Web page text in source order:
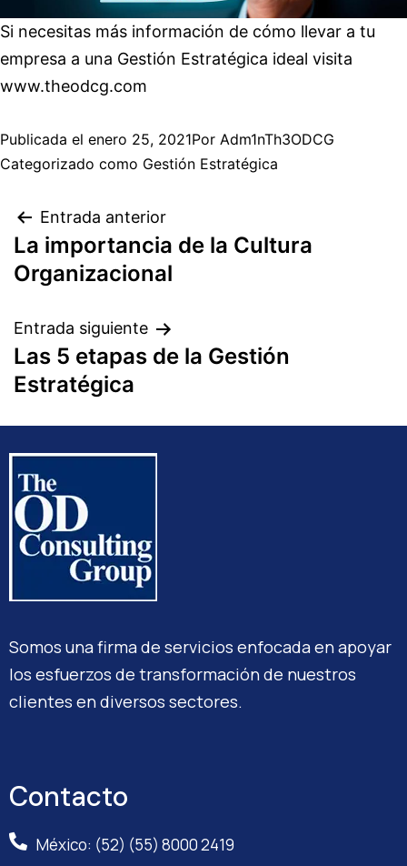
Si necesitas más información de cómo llevar a tu
empresa a una Gestión Estratégica ideal visita
www.theodcg.com
Publicada el enero 25, 2021Por Adm1nTh3ODCG
Categorizado como Gestión Estratégica
Entrada anterior
La importancia de la Cultura
Organizacional
Entrada siguiente
Las 5 etapas de la Gestión
Estratégica
Somos una firma de servicios enfocada en apoyar
los esfuerzos de transformación de nuestros
clientes en diversos sectores.
Contacto
México: (52) (55) 8000 2419